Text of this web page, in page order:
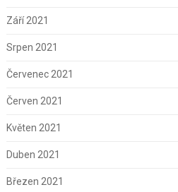
Září 2021
Srpen 2021
Červenec 2021
Červen 2021
Květen 2021
Duben 2021
Březen 2021